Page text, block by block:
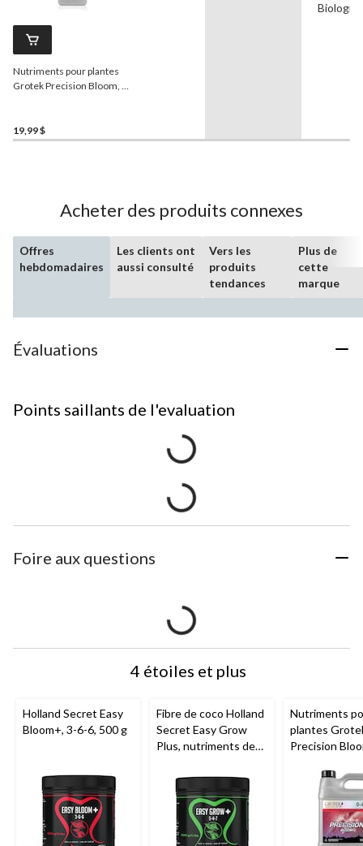
Nutriments pour plantes
Grotek Precision Bloom, 1
19,99 $
Acheter des produits connexes
Offres
hebdomadaires
Les clients ont
aussi consulté
Vers les
produits
tendances
Plus de
cette
marque
Évaluations
Points saillants de l'evaluation
Foire aux questions
4 étoiles et plus
Holland Secret Easy
Bloom+, 3-6-6, 500 g
Fibre de coco Holland
Secret Easy Grow
Plus, nutriments de
Nutriments
plantes
Precision